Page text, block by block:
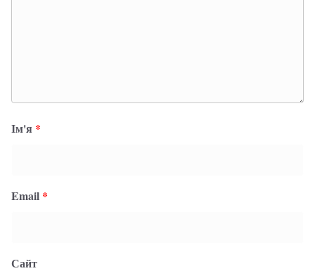
Ім'я *
Email *
Сайт